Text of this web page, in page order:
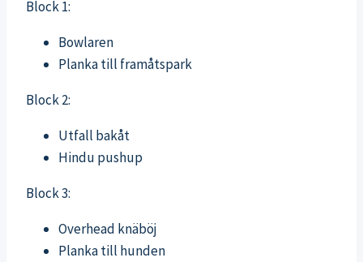
Block 1:
Bowlaren
Planka till framåtspark
Block 2:
Utfall bakåt
Hindu pushup
Block 3:
Overhead knäböj
Planka till hunden